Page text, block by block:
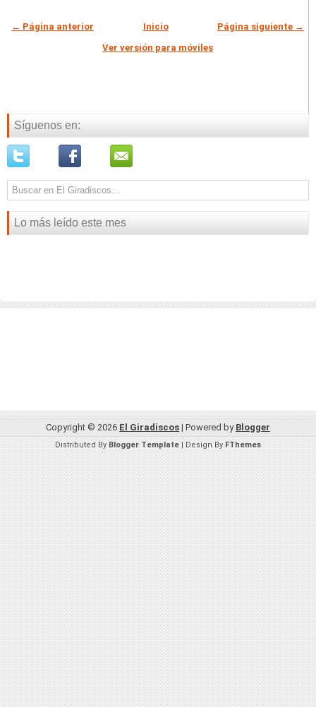
← Página anterior Página siguiente →
Inicio
Ver versión para móviles
Síguenos en:
Lo más leído este mes
Copyright © 2026 El Giradiscos | Powered by Blogger
Distributed ByBlogger Template| Design ByFThemes